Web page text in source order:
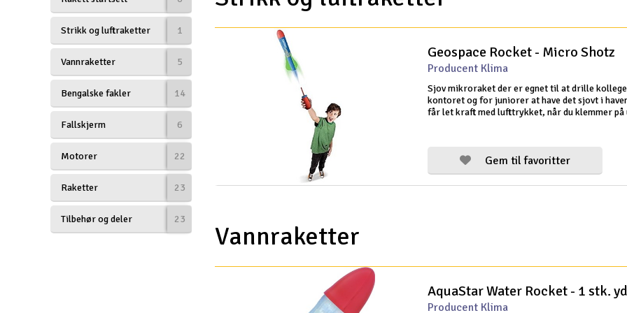
Helikopter
Kameraudstyr
Modelbygg og byggesæt
Modeljernbane
Motor & tilbehør
Outlet
Strikk og luftraketter 1
Vannraketter 5
Bengalske fakler 14
Fallskjerm 6
Motorer 22
Raketter 23
Tilbehør og deler 23
Geospace Rocket - Micro Shotz
Producent Klima
Sjov mikroraket der er egnet til at drille
kontoret og for juniorer at have det sjovt i
får let kraft med lufttrykket, når du klemmer på
Gem til favoritter
Vannraketter
Producent Klima